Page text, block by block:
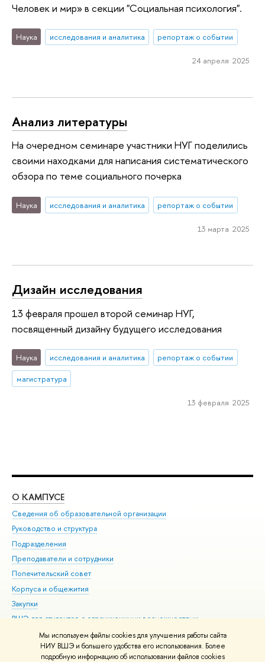
Мы используем файлы cookies для улучшения работы сайта
НИУ ВШЭ и большего удобства его использования. Более
подробную информацию об использовании файлов cookies
Человек и мир» в секции "Социальная психология".
Наука исследования и аналитика репортаж о событии
24 апреля 2025
Анализ литературы
На очередном семинаре участники НУГ поделились
своими находками для написания систематического
обзора по теме социального почерка
Наука исследования и аналитика репортаж о событии
13 марта 2025
Дизайн исследования
13 февраля прошел второй семинар НУГ,
посвященный дизайну будущего исследования
Наука исследования и аналитика
репортаж о событии
магистратура
13 февраля 2025
О КАМПУСЕ
Сведения об образовательной организации
Руководство и структура
Подразделения
Преподаватели и сотрудники
Попечительский совет
Корпуса и общежития
Закупки
ВШЭ для студентов с ограниченными возможностями
здоровья и инвалидностью
Версия для слабовидящих